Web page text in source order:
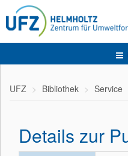
UFZ Bibliothek Service
Details zur